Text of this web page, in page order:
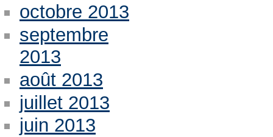
octobre 2013
septembre
2013
août 2013
juillet 2013
juin 2013